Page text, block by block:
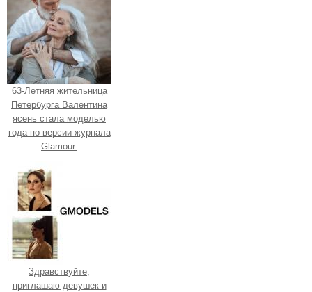
63-Летняя жительница
Петербурга Валентина
ясень стала моделью
года по версии журнала
Glamour.
Здравствуйте,
приглашаю девушек и